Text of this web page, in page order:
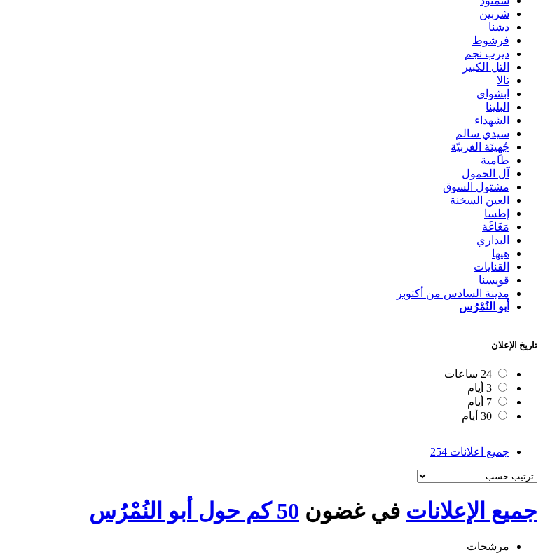
شربين
دشنا
فرشوط
ديرب نجم
التل الكبير
تالا
ابشواى
البلينا
الشهداء
سيدي سالم
جُهِينَة الغربيّة
طامية
آل الحمول
مشتول السوق
العين السخنة
إطسا
مَغَاغَة
البداري
هيها
القنايات
قويسنا
مدينة السادس من أكتوبر
أبو النُمْرُس
تاريخ الإعلان
24 ساعات
3 أيام
7 أيام
30 أيام
جميع اعلانات 254
جميع الإعلانات في غضون 50 كم حول أبو النُمْرُس
مرشحات